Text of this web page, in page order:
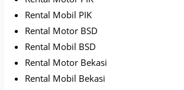
Rental Mobil PIK
Rental Motor BSD
Rental Mobil BSD
Rental Motor Bekasi
Rental Mobil Bekasi